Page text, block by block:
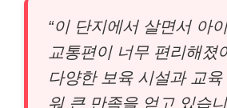
“이 단지에서 살면서 아
교통편이 너무 편리해졌
다양한 보육 시설과 교
워 큰 만족을 얻고 있습